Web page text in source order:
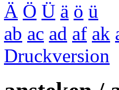
Ä Ö Ü ä ö ü
ab ac ad af ak
Druckversion